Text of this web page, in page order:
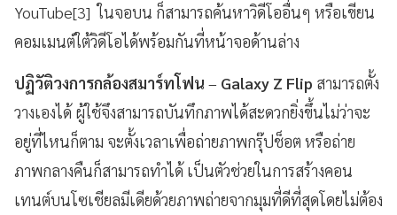
YouTube[3] ในจอบน ก็สามารถค้นหาวิดีโออื่นๆ หรือเขียน
คอมเมนต์ใต้วิดีโอได้พร้อมกันที่หน้าจอด้านล่าง
ปฏิวัติวงการกล้องสมาร์ทโฟน – Galaxy Z Flip สามารถตั้ง
วางเองได้ ผู้ใช้จึงสามารถบันทึกภาพได้สะดวกยิ่งขึ้นไม่ว่าจะ
อยู่ที่ไหนก็ตาม จะตั้งเวลาเพื่อถ่ายภาพกรุ๊ปช็อต หรือถ่าย
ภาพกลางคืนก็สามารถทำได้ เป็นตัวช่วยในการสร้างคอน
เทนต์บนโซเชียลมีเดียด้วยภาพถ่ายจากมุมที่ดีที่สุดโดยไม่ต้อง